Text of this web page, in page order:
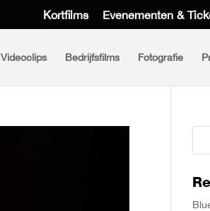
Kortfilms Evenementen &
Videoclips Bedrijfsfilms Fotografie